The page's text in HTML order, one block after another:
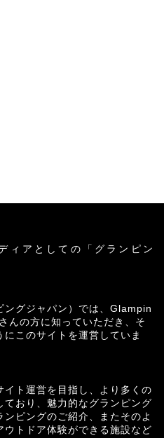
ィアとしての「グランピン
グジャパン）では、Glampin
んの方に知っていただき、そ
このサイトを運営していま
ト運営を目指し、より多くの
おり、魅力的なグランピング
ピングのご紹介、またそのよ
ウトドア体験ができる施設など